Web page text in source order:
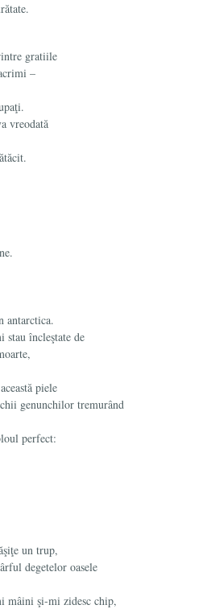
gratiile
–
vreodată
antarctica.
stau încleştate de
piele
genunchilor tremurând
perfect:
un trup,
degetelor oasele
mâini şi-mi zidesc chip,